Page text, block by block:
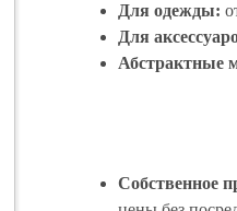
Для одежды:
Для
Абстрактные
Собственное